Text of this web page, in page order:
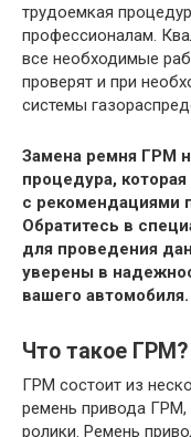
трудоемкая
профессионалам.
все необходимые
проверят и при
системы
Замена ремня ГРМ
процедура,
с рекомендациями
Обратитесь в
для проведения
уверены в
вашего автомобиля.
Что такое ГРМ?
ГРМ состоит из
ремень привода
ролики. Ремень